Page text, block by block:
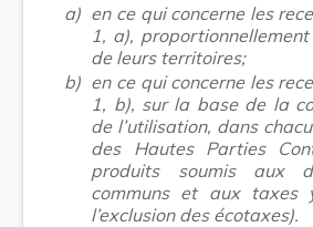
a) en ce qui concerne les
1, a),
de leurs territoires;
b) en ce qui concerne les
1, b), sur la base de la
de l’utilisation, dans
des Hautes Parties
produits soumis aux
communs et aux taxes
l’exclusion des écotaxes).